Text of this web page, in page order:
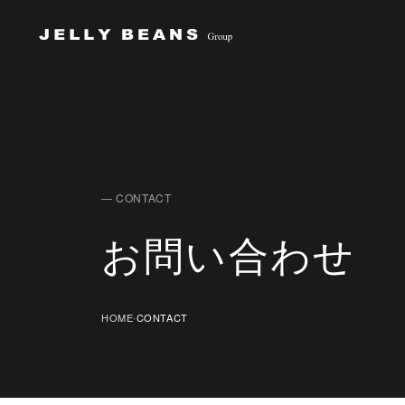
Jelly Beans Group
— CONTACT
お問い合わせ
HOME›CONTACT